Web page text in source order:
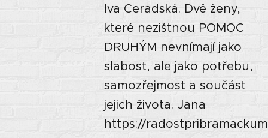
Iva Ceradská. Dvě ženy,
které nezištnou POMOC
DRUHÝM nevnímají jako
slabost, ale jako potřebu,
samozřejmost a součást
jejich života. Jana
https://